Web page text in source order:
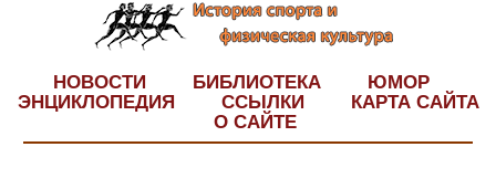
НОВОСТИ БИБЛИОТЕКА
ЮМОР
ЭНЦИКЛОПЕДИЯ
ССЫЛКИ
КАРТА САЙТА
О САЙТЕ